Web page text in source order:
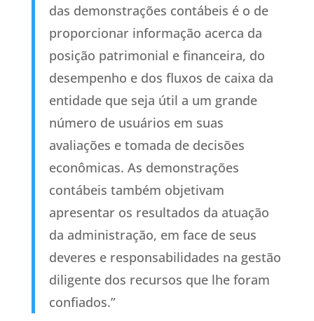
das demonstrações contábeis é o de
proporcionar informação acerca da
posição patrimonial e financeira, do
desempenho e dos fluxos de caixa da
entidade que seja útil a um grande
número de usuários em suas
avaliações e tomada de decisões
econômicas. As demonstrações
contábeis também objetivam
apresentar os resultados da atuação
da administração, em face de seus
deveres e responsabilidades na gestão
diligente dos recursos que lhe foram
confiados.”